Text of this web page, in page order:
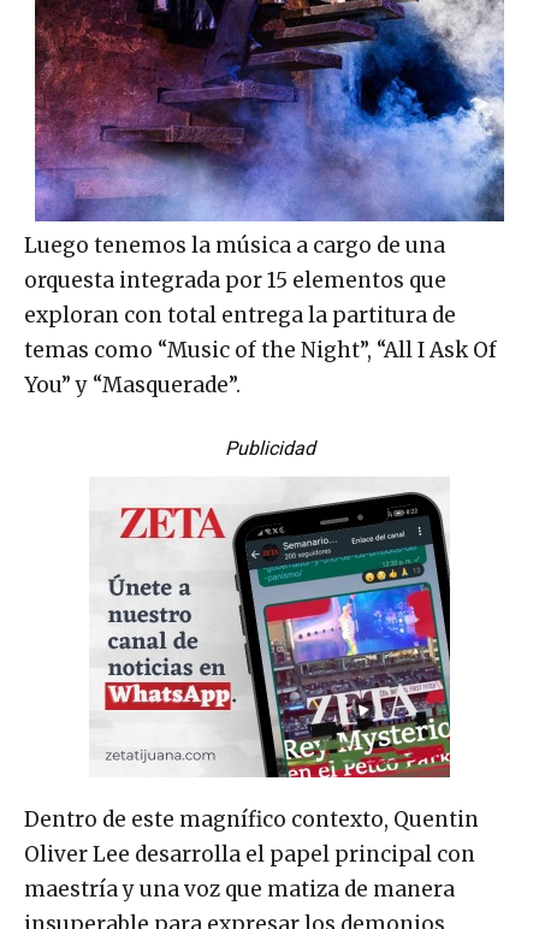
Luego tenemos la música a cargo de una
orquesta integrada por 15 elementos que
exploran con total entrega la partitura de
temas como “Music of the Night”, “All I Ask Of
You” y “Masquerade”.
Publicidad
Dentro de este magnífico contexto, Quentin
Oliver Lee desarrolla el papel principal con
maestría y una voz que matiza de manera